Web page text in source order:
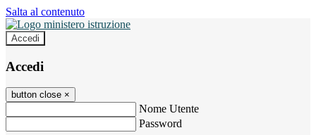
Salta al contenuto
Accedi
Accedi
button close ×
Nome Utente
Password